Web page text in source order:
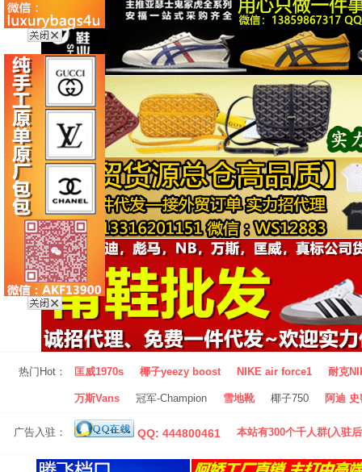
热门Hot： 匡威1970s 椰子yeezy boost NIKE air force1 耐克
万斯Vans 冠军-Champion 雪地靴 椰子750 阿迪
广告入驻： QQ: 444800461 本站有300个千人群(入驻